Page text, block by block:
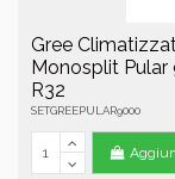
Gree
Monosplit Pular
R32
SETGREEPULAR9000